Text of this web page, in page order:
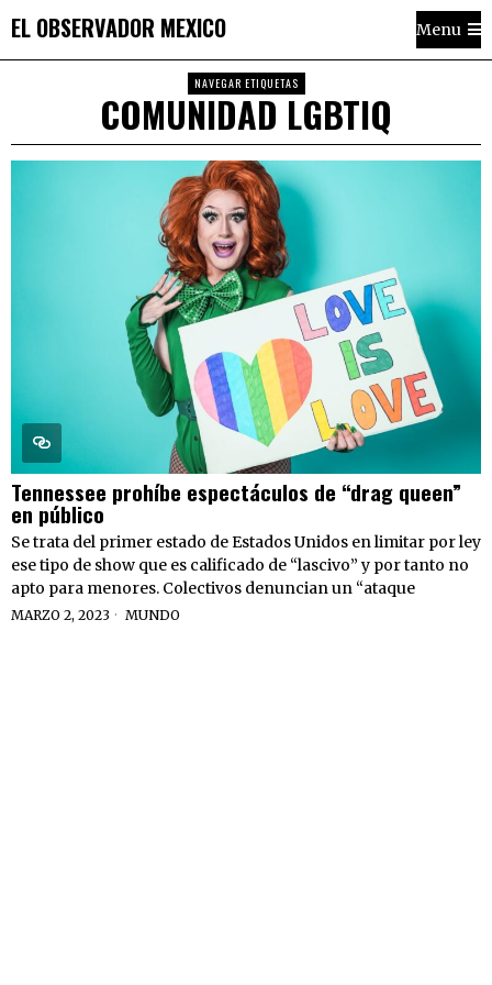
EL OBSERVADOR MEXICO Menu
NAVEGAR ETIQUETAS
COMUNIDAD LGBTIQ
Tennessee prohíbe espectáculos de “drag queen”
en público
Se trata del primer estado de Estados Unidos en limitar por ley
ese tipo de show que es calificado de “lascivo” y por tanto no
apto para menores. Colectivos denuncian un “ataque
MARZO 2, 2023 MUNDO